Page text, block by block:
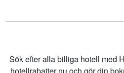
Sök efter alla billiga hotell med